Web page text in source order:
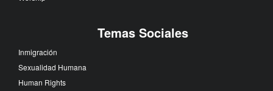
Temas Sociales
Inmigración
Sexualidad Humana
Human Rights